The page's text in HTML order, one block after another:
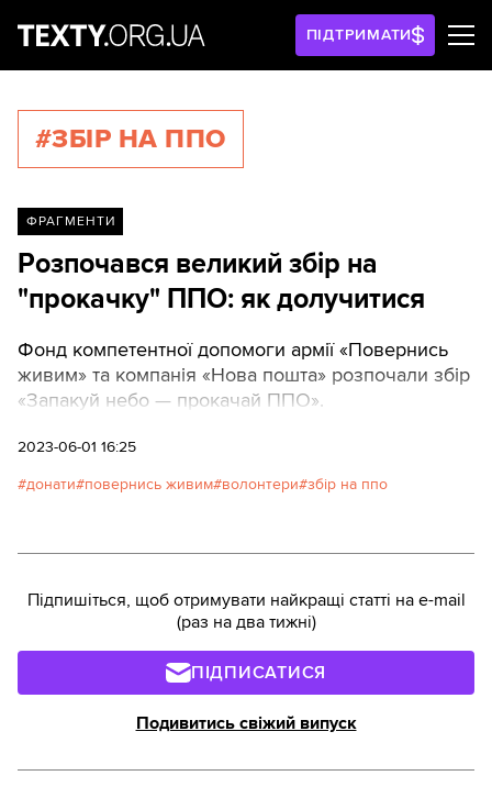
ПІДТРИМАТИ
#ЗБІР НА ППО
ФРАГМЕНТИ
Розпочався великий збір на
"прокачку" ППО: як долучитися
Фонд компетентної допомоги армії «Повернись
живим» та компанія «Нова пошта» розпочали збір
«Запакуй небо — прокачай ППО».
2023-06-01 16:25
донати повернись живим волонтери збір на ппо
Підпишіться, щоб отримувати найкращі статті на e-mail
(раз на два тижні)
ПІДПИСАТИСЯ
Подивитись свіжий випуск